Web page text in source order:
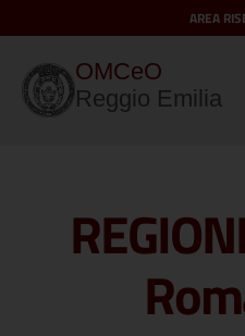
AREA
OMCeO
Reggio Emilia